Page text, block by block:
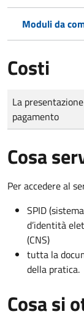
Moduli da
Costi
Tipo di pagamento
Importo
La
pagamento
Cosa
Per accedere al
SPID
d’identità
(CNS)
tutta la
della pratica.
Cosa si